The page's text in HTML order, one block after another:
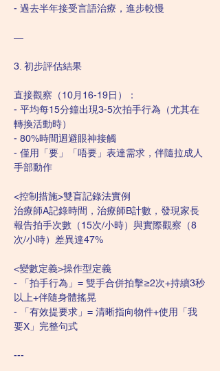
- 過去半年接受言語治療，進步較慢
—
3. 初步評估結果
直接觀察（10月16-19日）：
- 平均每15分鐘出現3-5次拍手行為（尤其在
轉換活動時）
- 80%時間迴避眼神接觸
- 僅用「要」「唔要」表達需求，伴隨拉成人
手部動作
<控制措施>雙盲記錄法實例
治療師A記錄時間，治療師B計數，發現家長
報告拍手次數（15次/小時）與實際觀察（8
次/小時）差異達47%
<變數定義>操作型定義
- 「拍手行為」= 雙手合併拍擊≥2次+持續3秒
以上+伴隨身體搖晃
- 「有效提要求」= 清晰指向物件+使用「我
要X」完整句式
---